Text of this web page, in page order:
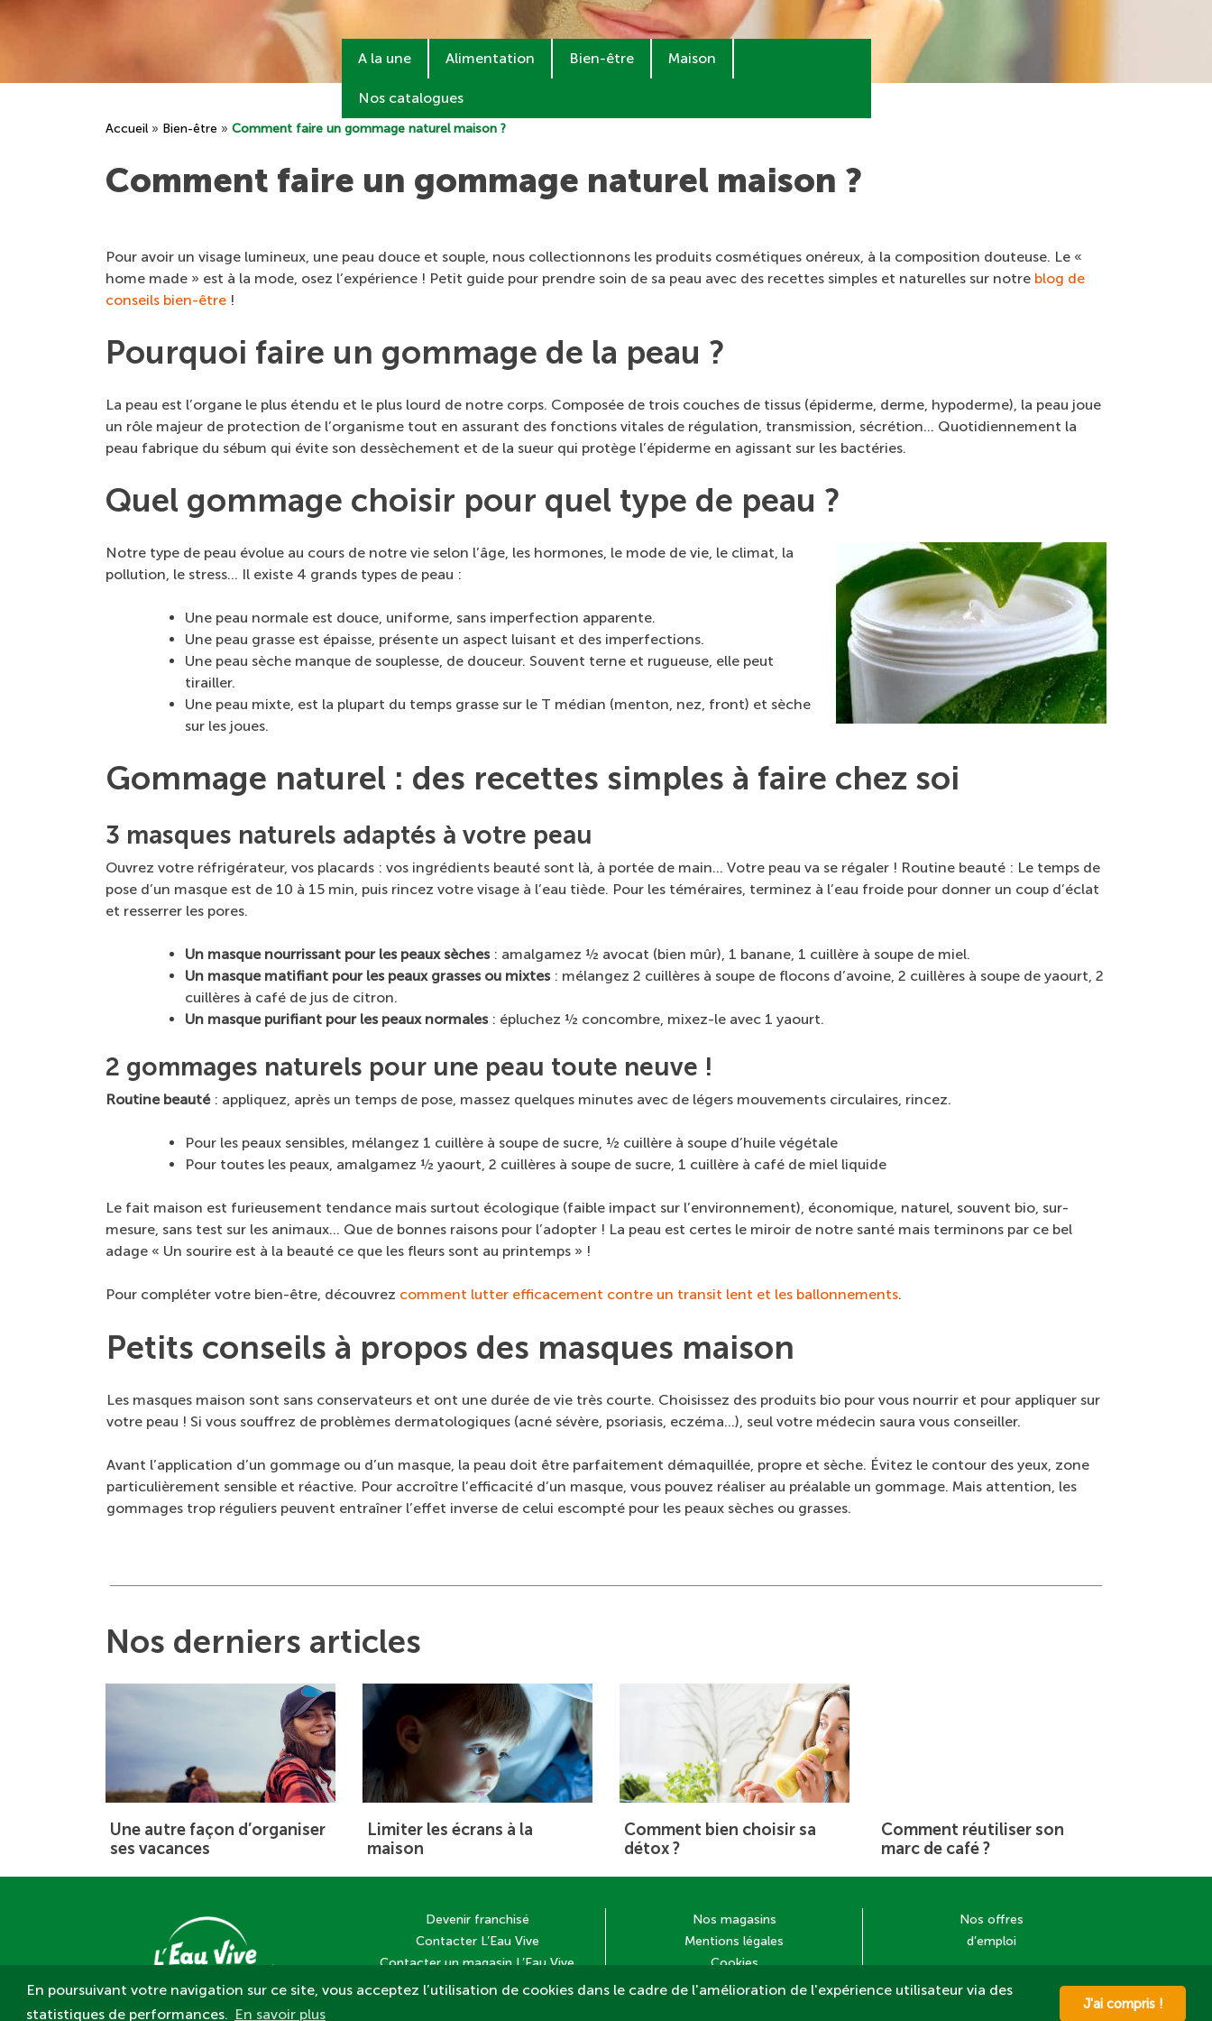
En poursuivant votre navigation sur ce site, vous acceptez l’utilisation de cookies dans le cadre de l'amélioration de l'expérience utilisateur via des
statistiques de performances. En savoir plus
J'ai compris !
A la une Alimentation Bien-être Maison
Nos catalogues
Accueil » Bien-être » Comment faire un gommage naturel maison ?
Comment faire un gommage naturel maison ?
Pour avoir un visage lumineux, une peau douce et souple, nous collectionnons les produits cosmétiques onéreux, à la composition douteuse. Le «
home made » est à la mode, osez l’expérience ! Petit guide pour prendre soin de sa peau avec des recettes simples et naturelles sur notre blog de
conseils bien-être !
Pourquoi faire un gommage de la peau ?
La peau est l’organe le plus étendu et le plus lourd de notre corps. Composée de trois couches de tissus (épiderme, derme, hypoderme), la peau joue
un rôle majeur de protection de l’organisme tout en assurant des fonctions vitales de régulation, transmission, sécrétion… Quotidiennement la
peau fabrique du sébum qui évite son dessèchement et de la sueur qui protège l’épiderme en agissant sur les bactéries.
Quel gommage choisir pour quel type de peau ?
Notre type de peau évolue au cours de notre vie selon l’âge, les hormones, le mode de vie, le climat, la
pollution, le stress… Il existe 4 grands types de peau :
Une peau normale est douce, uniforme, sans imperfection apparente.
Une peau grasse est épaisse, présente un aspect luisant et des imperfections.
Une peau sèche manque de souplesse, de douceur. Souvent terne et rugueuse, elle peut
tirailler.
Une peau mixte, est la plupart du temps grasse sur le T médian (menton, nez, front) et sèche
sur les joues.
Gommage naturel : des recettes simples à faire chez soi
3 masques naturels adaptés à votre peau
Ouvrez votre réfrigérateur, vos placards : vos ingrédients beauté sont là, à portée de main… Votre peau va se régaler ! Routine beauté : Le temps de
pose d’un masque est de 10 à 15 min, puis rincez votre visage à l’eau tiède. Pour les téméraires, terminez à l’eau froide pour donner un coup d’éclat
et resserrer les pores.
Un masque nourrissant pour les peaux sèches: amalgamez ½ avocat (bien mûr), 1 banane, 1 cuillère à soupe de miel.
Un masque matifiant pour les peaux grasses ou mixtes: mélangez 2 cuillères à soupe de flocons d’avoine, 2 cuillères à soupe de yaourt, 2
cuillères à café de jus de citron.
Un masque purifiant pour les peaux normales: épluchez ½ concombre, mixez-le avec 1 yaourt.
2 gommages naturels pour une peau toute neuve !
Routine beauté: appliquez, après un temps de pose, massez quelques minutes avec de légers mouvements circulaires, rincez.
Pour les peaux sensibles, mélangez 1 cuillère à soupe de sucre, ½ cuillère à soupe d’huile végétale
Pour toutes les peaux, amalgamez ½ yaourt, 2 cuillères à soupe de sucre, 1 cuillère à café de miel liquide
Le fait maison est furieusement tendance mais surtout écologique (faible impact sur l’environnement), économique, naturel, souvent bio, sur-
mesure, sans test sur les animaux… Que de bonnes raisons pour l’adopter ! La peau est certes le miroir de notre santé mais terminons par ce bel
adage « Un sourire est à la beauté ce que les fleurs sont au printemps » !
Pour compléter votre bien-être, découvrez comment lutter efficacement contre un transit lent et les ballonnements.
Petits conseils à propos des masques maison
Les masques maison sont sans conservateurs et ont une durée de vie très courte. Choisissez des produits bio pour vous nourrir et pour appliquer sur
votre peau ! Si vous souffrez de problèmes dermatologiques (acné sévère, psoriasis, eczéma…), seul votre médecin saura vous conseiller.
Avant l’application d’un gommage ou d’un masque, la peau doit être parfaitement démaquillée, propre et sèche. Évitez le contour des yeux, zone
particulièrement sensible et réactive. Pour accroître l’efficacité d’un masque, vous pouvez réaliser au préalable un gommage. Mais attention, les
gommages trop réguliers peuvent entraîner l’effet inverse de celui escompté pour les peaux sèches ou grasses.
Nos derniers articles
Une autre façon d’organiser
ses vacances
Limiter les écrans à la
maison
Comment bien choisir sa
détox ?
Comment réutiliser son
marc de café ?
Devenir franchisé
Contacter L’Eau Vive
Contacter un magasin L’Eau Vive
Nos magasins
Mentions légales
Cookies
Nos offres
d’emploi